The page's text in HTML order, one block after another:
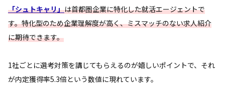
「シュトキャリ」は首都圏企業に特化した就活エージェントで
す。特化型のため企業理解度が高く、ミスマッチのない求人紹介
に期待できます。
1社ごとに選考対策を講じてもらえるのが嬉しいポイントで、それ
が内定獲得率5.3倍という数値に現れています。